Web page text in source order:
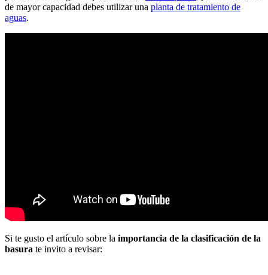
de mayor capacidad debes utilizar una planta de tratamiento de
aguas.
Si te gusto el artículo sobre la importancia de la clasificación de la
basura te invito a revisar: